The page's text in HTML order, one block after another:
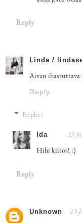
Reply
Linda /
Aivan ihastuttava
Reply
Replies
Ida 13
Hihi kiitos! :)
Reply
Unknown 13